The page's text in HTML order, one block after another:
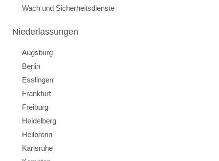
Wach und Sicherheitsdienste
Niederlassungen
Augsburg
Berlin
Esslingen
Frankfurt
Freiburg
Heidelberg
Heilbronn
Karlsruhe